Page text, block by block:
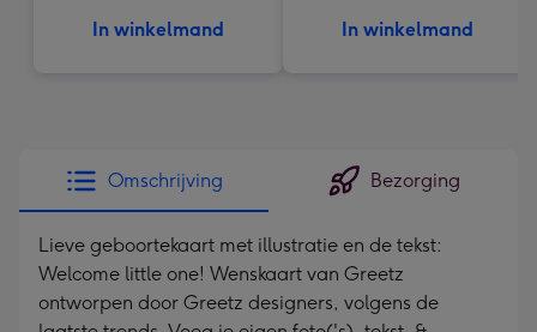
In winkelmand In winkelmand
Omschrijving Bezorging
Lieve geboortekaart met illustratie en de tekst:
Welcome little one! Wenskaart van Greetz
ontworpen door Greetz designers, volgens de